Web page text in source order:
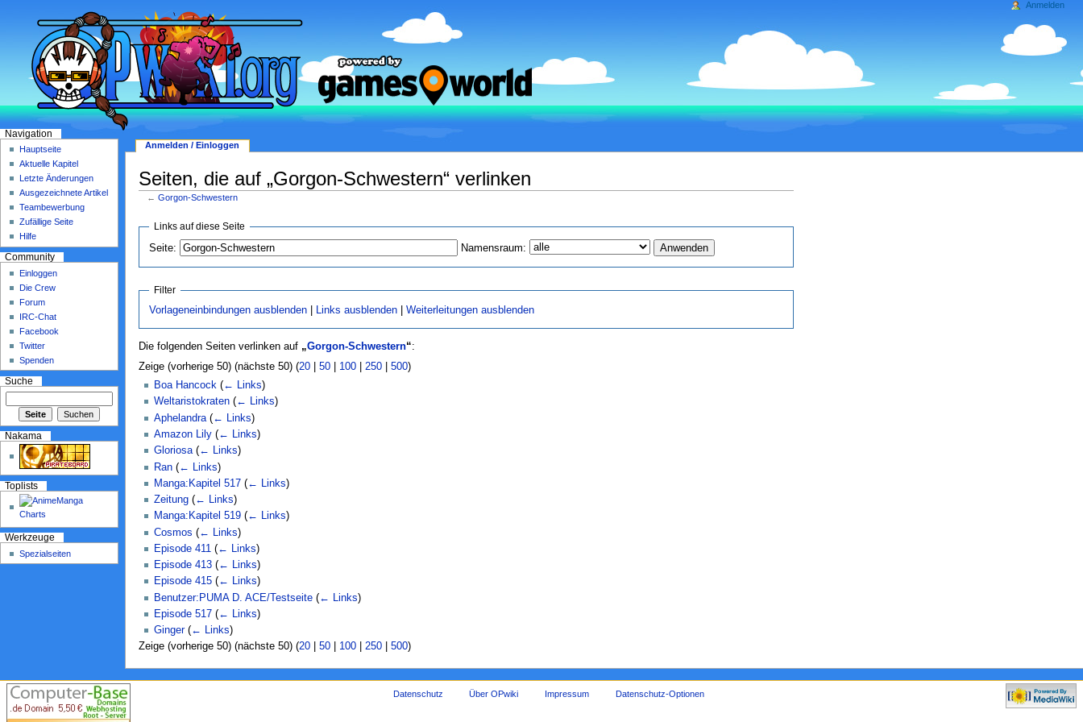
Seiten, die auf „Gorgon-Schwestern“ verlinken
←Gorgon-Schwestern
Links auf diese Seite
Seite:
Namensraum:
Filter
Vorlageneinbindungen ausblenden
Links ausblenden |Weiterleitungen ausblenden
Die folgenden Seiten verlinken auf „Gorgon-Schwestern“:
Zeige (vorherige 50) (nächste 50) (20| 50| 100| 250| 500)
Boa Hancock (← Links)
Weltaristokraten (← Links)
Aphelandra (← Links)
Amazon Lily (← Links)
Gloriosa (← Links)
Ran (← Links)
Manga:Kapitel 517 (← Links)
Zeitung (← Links)
Manga:Kapitel 519 (← Links)
Cosmos (← Links)
Episode 411 (← Links)
Episode 413 (← Links)
Episode 415 (← Links)
Benutzer:PUMA D. ACE/Testseite (← Links)
Episode 517 (← Links)
Ginger (← Links)
Zeige (vorherige 50) (nächste 50) (20| 50| 100| 250| 500)
Anmelden / Einloggen
Anmelden
Navigation
Hauptseite
Aktuelle Kapitel
Letzte Änderungen
Ausgezeichnete Artikel
Teambewerbung
Zufällige Seite
Hilfe
Community
Einloggen
Die Crew
Forum
IRC-Chat
Facebook
Twitter
Spenden
Suche
Nakama
Toplists
Werkzeuge
Spezialseiten
Datenschutz Über OPwiki Impressum Datenschutz-Optionen